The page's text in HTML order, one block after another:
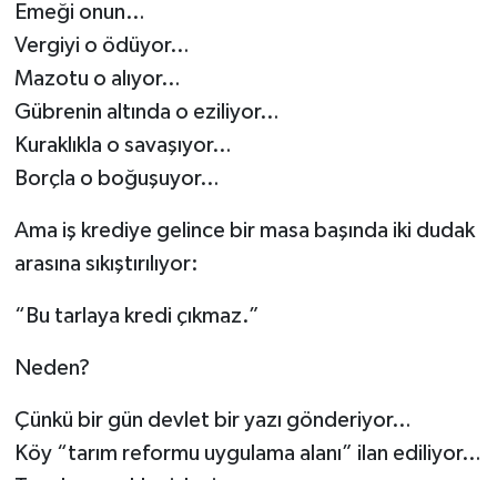
Emeği onun…
Vergiyi o ödüyor…
Mazotu o alıyor…
Gübrenin altında o eziliyor…
Kuraklıkla o savaşıyor…
Borçla o boğuşuyor…
Ama iş krediye gelince bir masa başında iki dudak
arasına sıkıştırılıyor:
“Bu tarlaya kredi çıkmaz.”
Neden?
Çünkü bir gün devlet bir yazı gönderiyor…
Köy “tarım reformu uygulama alanı” ilan ediliyor…